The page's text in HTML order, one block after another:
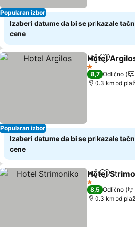
Popularan izbor
Izaberi datume da bi se prikazale
cene
Popularan izbor
Deli Dodati
Hotel
1 Zvezdice
8,7 Odlično
0.3 km od
Izaberi datume da bi se prikazale
cene
Deli Dodati
Hotel
1 Zvezdice
8,5 Odlično
0.3 km od